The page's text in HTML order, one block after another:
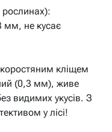
мм, не кусає
кліщем
(0,3 мм), живе
видимих укусів. З
у лісі!